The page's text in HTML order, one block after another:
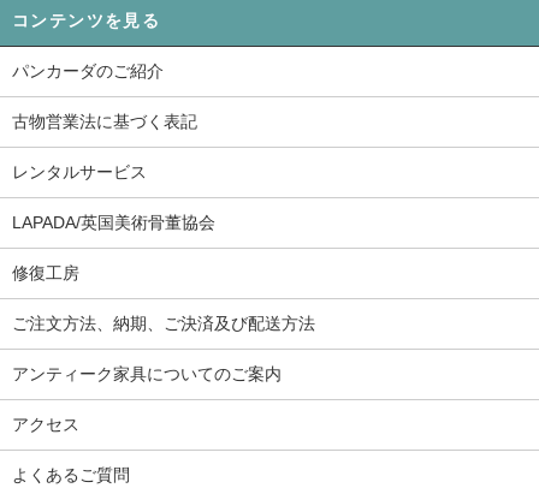
コンテンツを見る
パンカーダのご紹介
古物営業法に基づく表記
レンタルサービス
LAPADA/英国美術骨董協会
修復工房
ご注文方法、納期、ご決済及び配送方法
アンティーク家具についてのご案内
アクセス
よくあるご質問